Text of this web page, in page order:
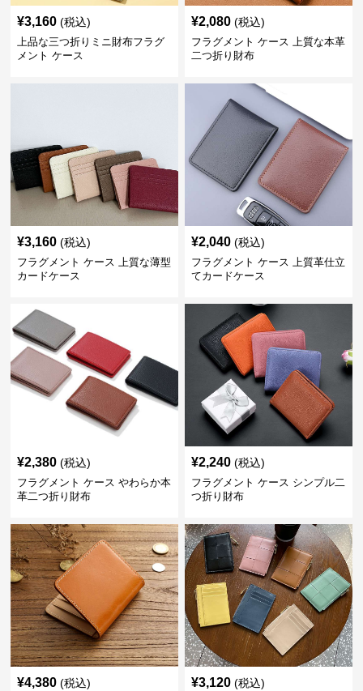
¥3,160 (税込)
上品な三つ折りミニ財布フラグ
メント ケース
¥2,080 (税込)
フラグメント ケース 上質な本革
二つ折り財布
¥3,160 (税込)
フラグメント ケース 上質な薄型
カードケース
¥2,040 (税込)
フラグメント ケース 上質革仕立
てカードケース
¥2,380 (税込)
フラグメント ケース やわらか本
革二つ折り財布
¥2,240 (税込)
フラグメント ケース シンプル二
つ折り財布
¥4,380 (税込) ¥3,120 (税込)